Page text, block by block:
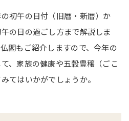
初午の日付（旧暦・新暦）か
の日の過ごし方まで解説しま
閣もご紹介しますので、今年の
、家族の健康や五穀豊穣（ごこ
てはいかがでしょうか。